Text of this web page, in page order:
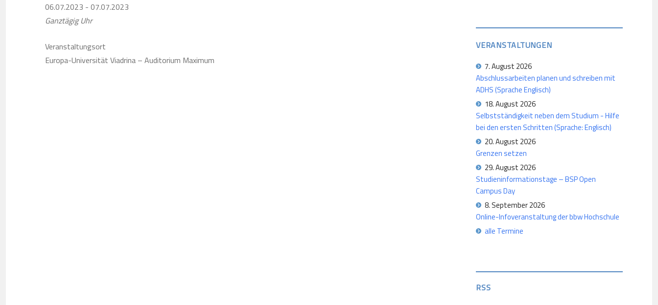
06.07.2023 - 07.07.2023
Ganztägig Uhr
Veranstaltungsort
Europa-Universität Viadrina – Auditorium Maximum
VERANSTALTUNGEN
7. August 2026
Abschlussarbeiten planen und schreiben mit
ADHS (Sprache Englisch)
18. August 2026
Selbstständigkeit neben dem Studium - Hilfe
bei den ersten Schritten (Sprache: Englisch)
20. August 2026
Grenzen setzen
29. August 2026
Studieninformationstage – BSP Open
Campus Day
8. September 2026
Online-Infoveranstaltung der bbw Hochschule
alle Termine
RSS